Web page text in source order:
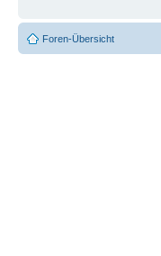
Foren-Übersicht